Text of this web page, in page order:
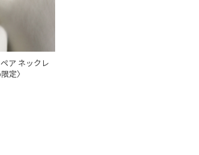
ア ネックレ
定〉